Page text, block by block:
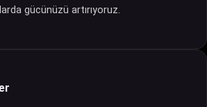
gücünüzü artırıyoruz.